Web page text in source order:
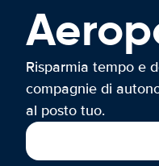
Risparmia tempo e
compagnie di
al posto tuo.